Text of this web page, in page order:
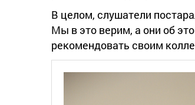
В целом, слушатели
Мы в это верим, а они об
рекомендовать своим